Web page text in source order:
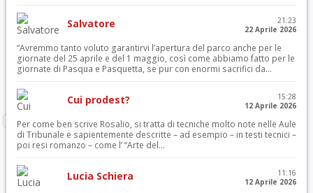
Salvatore
21:23
22 Aprile 2026
“Avremmo tanto voluto garantirvi l’apertura del parco anche per le
giornate del 25 aprile e del 1 maggio, così come abbiamo fatto per le
giornate di Pasqua e Pasquetta, se pur con enormi sacrifici da...
Cui prodest?
15:28
12 Aprile 2026
Per come ben scrive Rosalio, si tratta di tecniche molto note nelle Aule
di Tribunale e sapientemente descritte – ad esempio – in testi tecnici –
poi resi romanzo – come l’ “Arte del...
Lucia Schiera
11:16
12 Aprile 2026